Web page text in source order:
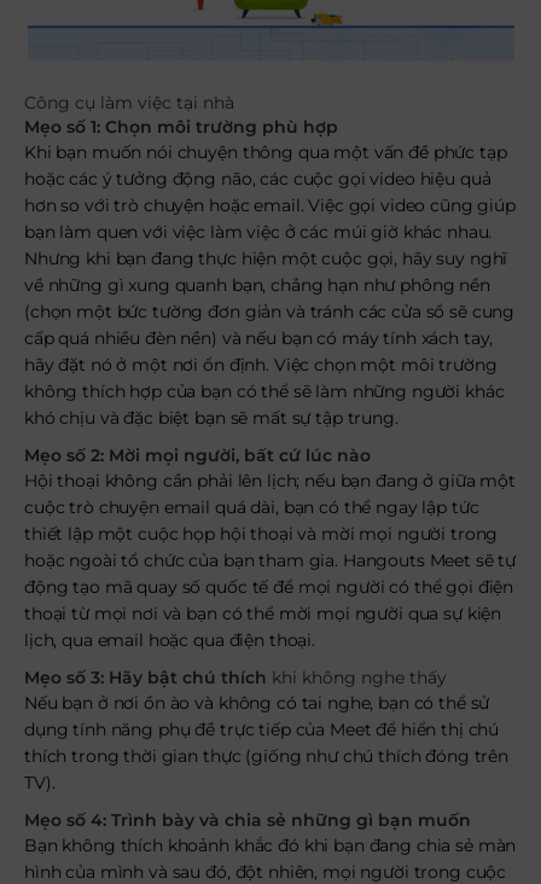
Công cụ làm việc tại nhà
Mẹo số 1: Chọn môi trường phù hợp
Khi bạn muốn nói chuyện thông qua một vấn đề phức tạp
hoặc các ý tưởng động não, các cuộc gọi video hiệu quả
hơn so với trò chuyện hoặc email. Việc gọi video cũng giúp
bạn làm quen với việc làm việc ở các múi giờ khác nhau.
Nhưng khi bạn đang thực hiện một cuộc gọi, hãy suy nghĩ
về những gì xung quanh bạn, chẳng hạn như phông nền
(chọn một bức tường đơn giản và tránh các cửa sổ sẽ cung
cấp quá nhiều đèn nền) và nếu bạn có máy tính xách tay,
hãy đặt nó ở một nơi ổn định. Việc chọn một môi trường
không thích hợp của bạn có thể sẽ làm những người khác
khó chịu và đặc biệt bạn sẽ mất sự tập trung.
Mẹo số 2: Mời mọi người, bất cứ lúc nào
Hội thoại không cần phải lên lịch; nếu bạn đang ở giữa một
cuộc trò chuyện email quá dài, bạn có thể ngay lập tức
thiết lập một cuộc họp hội thoại và mời mọi người trong
hoặc ngoài tổ chức của bạn tham gia. Hangouts Meet sẽ tự
động tạo mã quay số quốc tế để mọi người có thể gọi điện
thoại từ mọi nơi và bạn có thể mời mọi người qua sự kiện
lịch, qua email hoặc qua điện thoại.
Mẹo số 3: Hãy bật chú thích khi không nghe thấy
Nếu bạn ở nơi ồn ào và không có tai nghe, bạn có thể sử
dụng tính năng phụ đề trực tiếp của Meet để hiển thị chú
thích trong thời gian thực (giống như chú thích đóng trên
TV).
Mẹo số 4: Trình bày và chia sẻ những gì bạn muốn
Bạn không thích khoảnh khắc đó khi bạn đang chia sẻ màn
hình của mình và sau đó, đột nhiên, mọi người trong cuộc